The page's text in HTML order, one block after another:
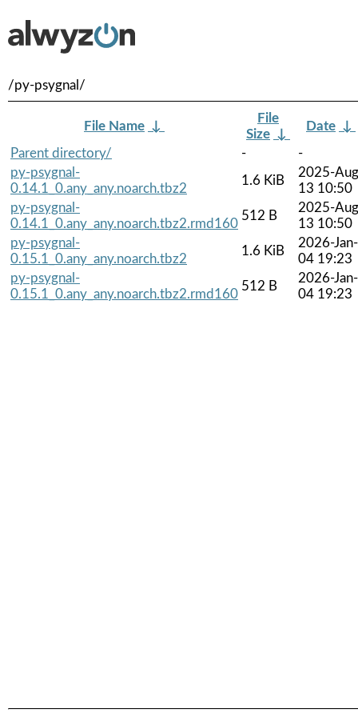
/py-psygnal/
File Name ↓
File
Size ↓
Date ↓
Parent directory/
-
-
py-psygnal-
0.14.1_0.any_any.noarch.tbz2
1.6 KiB
2025-
13 10:50
py-psygnal-
0.14.1_0.any_any.noarch.tbz2.rmd160
512 B
2025-
13 10:50
py-psygnal-
0.15.1_0.any_any.noarch.tbz2
1.6 KiB
2026-Jan-
04 19:23
py-psygnal-
0.15.1_0.any_any.noarch.tbz2.rmd160
512 B
2026-Jan-
04 19:23